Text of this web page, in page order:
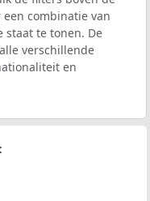
combinatie van
te tonen. De
verschillende
en